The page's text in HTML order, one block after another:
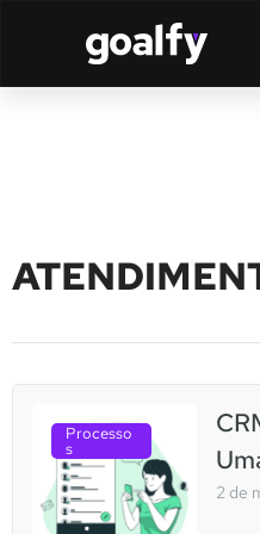
Processo
s
2 de